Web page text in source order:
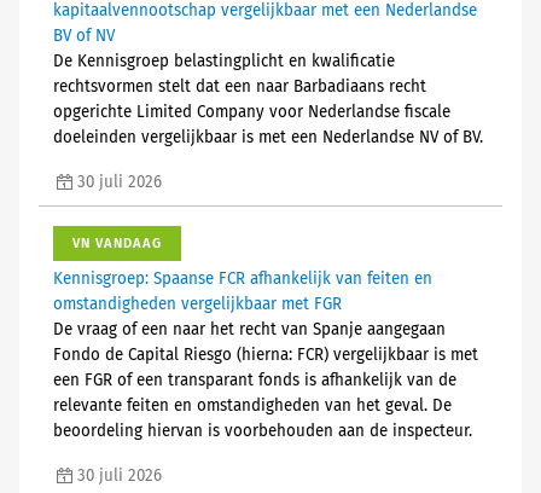
kapitaalvennootschap vergelijkbaar met een Nederlandse
BV of NV
De Kennisgroep belastingplicht en kwalificatie
rechtsvormen stelt dat een naar Barbadiaans recht
opgerichte Limited Company voor Nederlandse fiscale
doeleinden vergelijkbaar is met een Nederlandse NV of BV.
30 juli 2026
VN VANDAAG
Kennisgroep: Spaanse FCR afhankelijk van feiten en
omstandigheden vergelijkbaar met FGR
De vraag of een naar het recht van Spanje aangegaan
Fondo de Capital Riesgo (hierna: FCR) vergelijkbaar is met
een FGR of een transparant fonds is afhankelijk van de
relevante feiten en omstandigheden van het geval. De
beoordeling hiervan is voorbehouden aan de inspecteur.
30 juli 2026